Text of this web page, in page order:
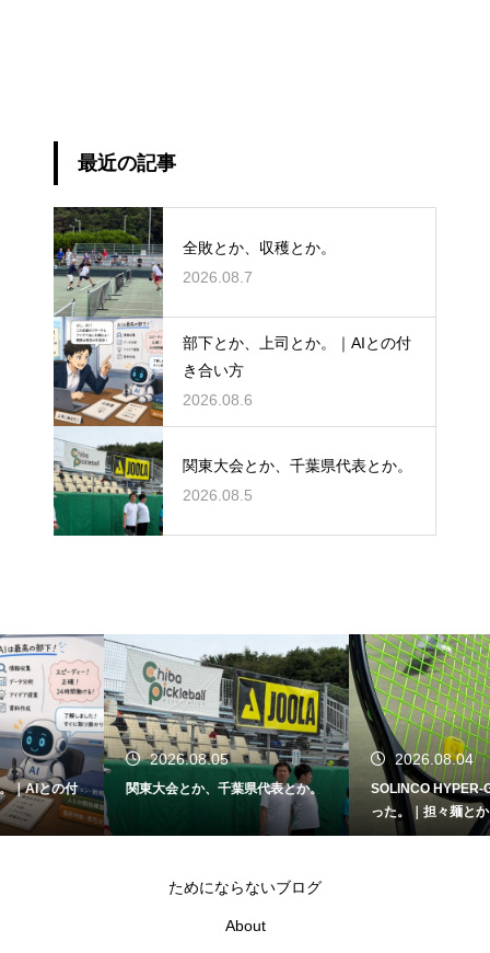
最近の記事
全敗とか、収穫とか。
2026.08.7
部下とか、上司とか。｜AIとの付
き合い方
2026.08.6
関東大会とか、千葉県代表とか。
2026.08.5
2026.08.05
関東大会とか、千葉県代表とか。
2026.08.04
SOLINCO HYPER-G、かなり良か
った。｜担々麺とか、真夏のテニ
スとか。
ためにならないブログ
About